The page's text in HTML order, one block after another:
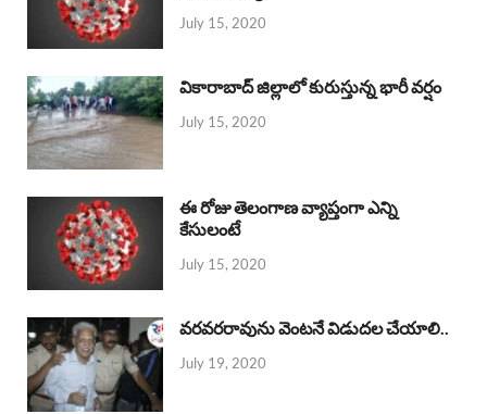
July 15, 2020
వికారాబాద్ జిల్లాలో కురుస్తున్న భారీ వర్షం
July 15, 2020
ఈ రోజు తెలంగాణ వ్యాప్తంగా ఎన్ని
కేసులంటే
July 15, 2020
వరవరరావును వెంటనే విడుదల చేయాలి..
July 19, 2020